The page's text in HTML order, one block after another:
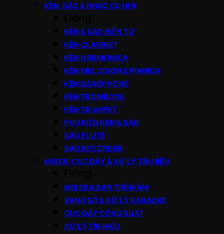
KÈN, SÁO & NHẠC CỤ HƠI
KÈN & SÁO ĐIỆN TỬ
KÈN CLARINET
KÈN HARMONICA
KÈN MELODION & PIANICA
KÈN SAXOPHONE
KÈN TROMBONE
KÈN TRUMPET
PHỤ KIỆN KÈN & SÁO
SÁO FLUTE
SÁO RECORDER
MIXER, CỤC ĐẨY & XỬ LÝ TÍN HIỆU
MIXER & BÀN TRỘN ÂM
VANG SỐ & XỬ LÝ KARAOKE
CỤC ĐẨY CÔNG SUẤT
XỬ LÝ TÍN HIỆU